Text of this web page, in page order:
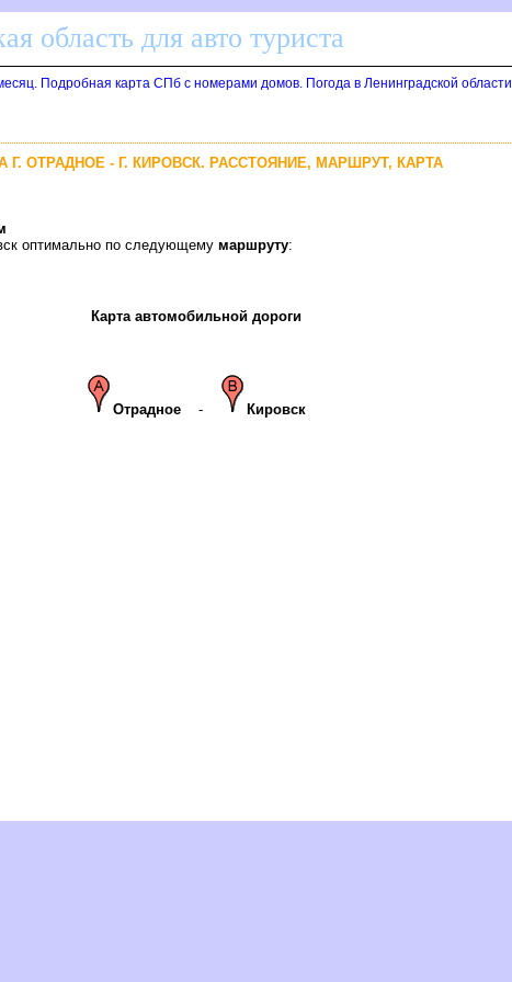
область для авто туриста
Подробная карта СПб с номерами домов. Погода в Ленинградской области
Г. ОТРАДНОЕ - Г. КИРОВСК. РАССТОЯНИЕ, МАРШРУТ, КАРТА
оптимально по следующему маршруту:
Карта автомобильной дороги
Отрадное - Кировск